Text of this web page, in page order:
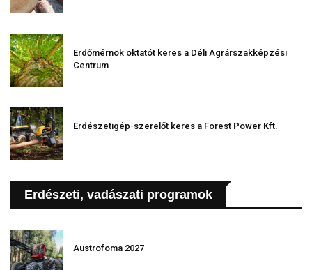
Erdőmérnök oktatót keres a Déli Agrárszakképzési
Centrum
Erdészetigép-szerelőt keres a Forest Power Kft.
Erdészeti, vadászati programok
Austrofoma 2027